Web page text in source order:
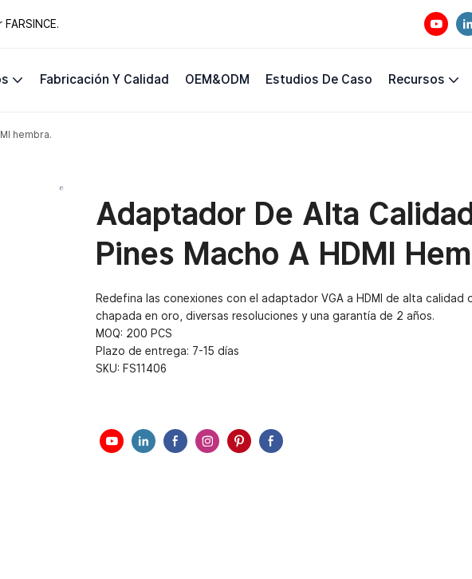
Fabricación Y Calidad OEM&ODM Estudios De Caso Recursos
hembra.
Adaptador De Alta
Pines Macho A HDMI
Redefina las conexiones con el adaptador VGA a HDMI de alta calidad
chapada en oro, diversas resoluciones y una garantía de 2 años.
MOQ: 200 PCS
Plazo de entrega: 7-15 días
SKU: FS11406